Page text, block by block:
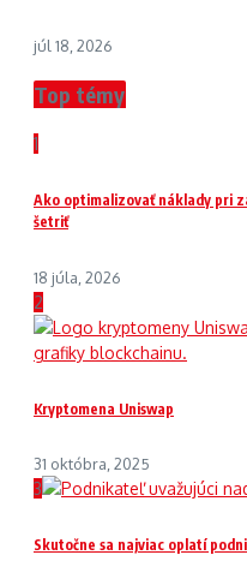
júl 18, 2026
Top témy
1
Ako optimalizovať náklady pri
šetriť
18 júla, 2026
2
Kryptomena Uniswap
31 októbra, 2025
3
Skutočne sa najviac oplatí